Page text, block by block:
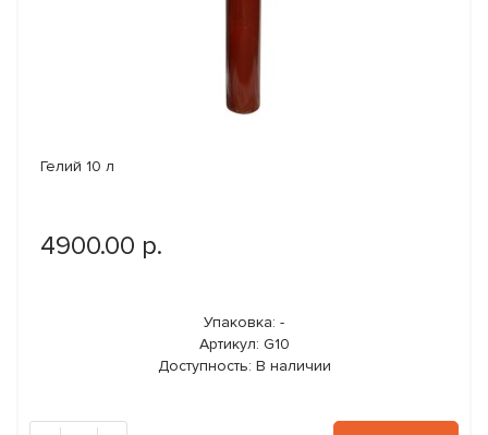
Гелий 10 л
4900.00 р.
Упаковка: -
Артикул: G10
Доступность: В наличии